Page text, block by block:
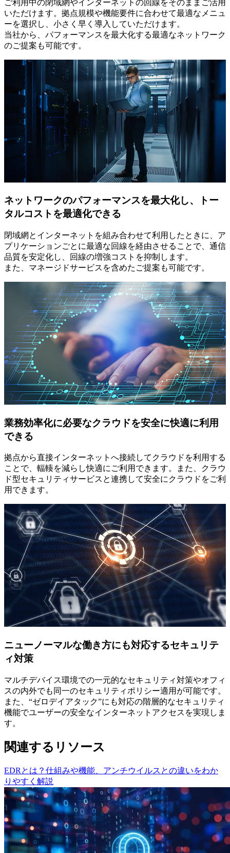
ご利用中の閉域網やインターネットの回線をそのままご活用
いただけます。拠点規模や機能要件に合わせて最適なメニュ
ーを選択し、小さく早く導入していただけます。
当社から、パフォーマンスを最大化する最適なネットワーク
のご提案も可能です。
ネットワークのパフォーマンスを最大化し、トー
タルコストを最適化できる
閉域網とインターネットを組み合わせて利用したときに、ア
プリケーションごとに最適な回線を経由させることで、通信
品質を安定化し、回線の増強コストを抑制します。
また、マネージドサービスを含めたご提案も可能です。
業務効率化に必要なクラウドを安全に快適に利用
できる
拠点から直接インターネットへ接続してクラウドを利用する
ことで、輻輳を減らし快適にご利用できます。また、クラウ
ド型セキュリティサービスと連携して安全にクラウドをご利
用できます。
ニューノーマルな働き方にも対応するセキュリテ
ィ対策
マルチデバイス環境での一元的なセキュリティ対策やオフィ
スの内外でも同一のセキュリティポリシー適用が可能です。
また、“ゼロデイアタック”にも対応の階層的なセキュリティ
機能でユーザーの安全なインターネットアクセスを実現しま
す。
関連するリソース
EDRとは？仕組みや機能、アンチウイルスとの違いをわか
りやすく解説